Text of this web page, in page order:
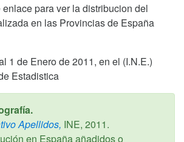
para ver la distribucion del
en las Provincias de España
1 de Enero de 2011, en el (I.N.E.)
Estadistica
Apellidos, INE, 2011.
en España añadidos o